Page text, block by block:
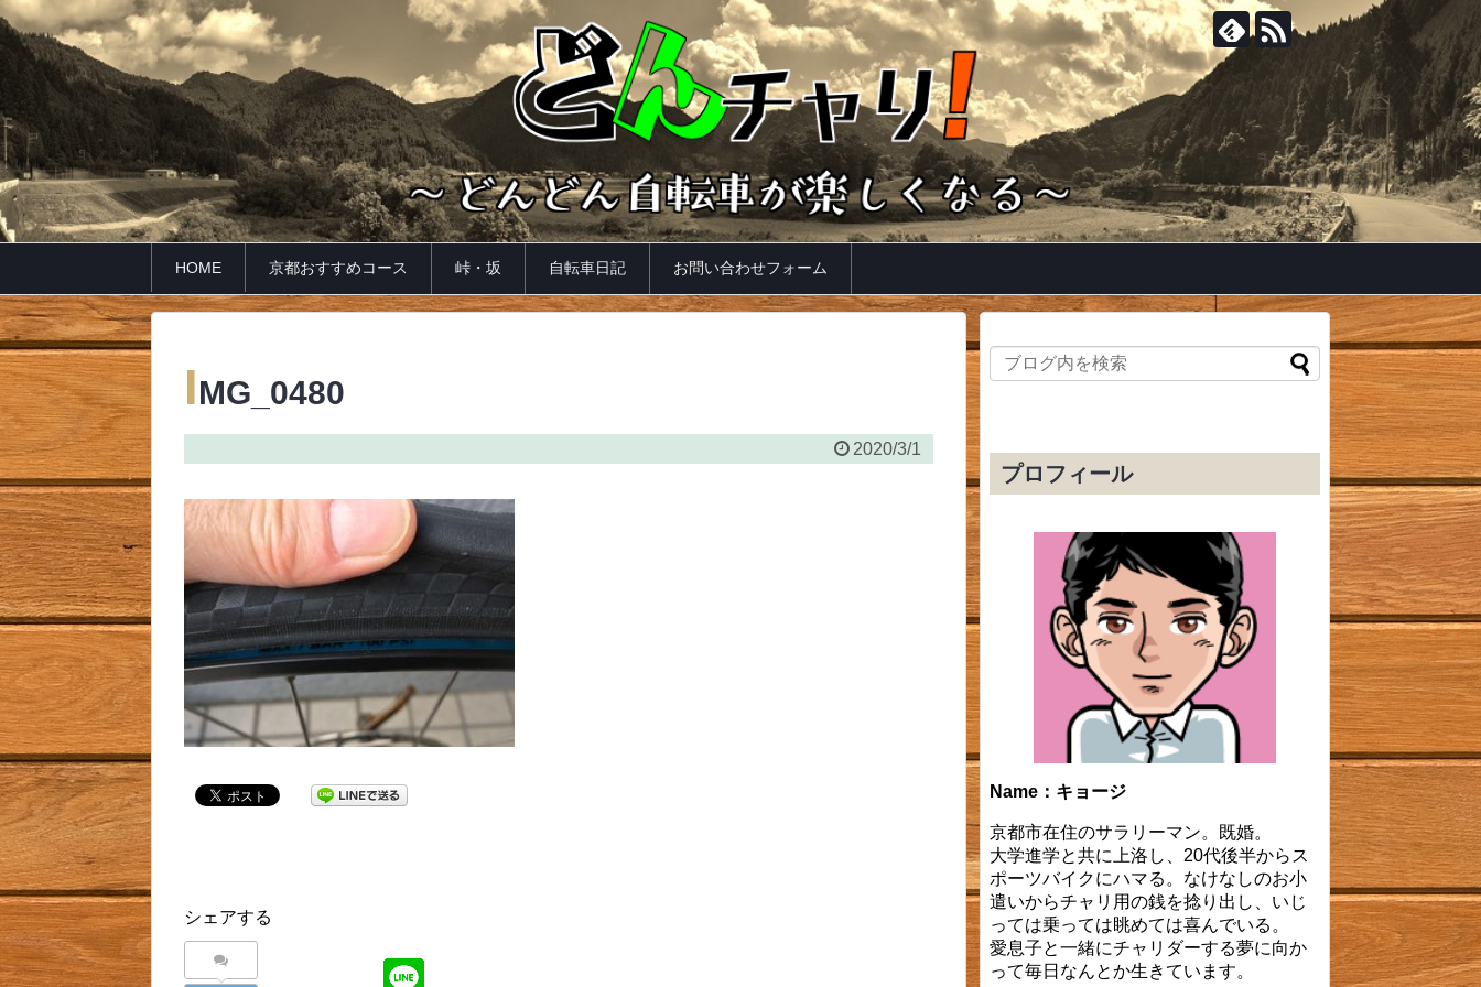
HOME 京都おすすめコース 峠・坂 自転車日記 お問い合わせフォーム
IMG_0480
2020/3/1
シェアする
プロフィール
Name：キョージ
京都市在住のサラリーマン。既婚。
大学進学と共に上洛し、20代後半からス
ポーツバイクにハマる。なけなしのお小
遣いからチャリ用の銭を捻り出し、いじ
っては乗っては眺めては喜んでいる。
愛息子と一緒にチャリダーする夢に向か
って毎日なんとか生きています。